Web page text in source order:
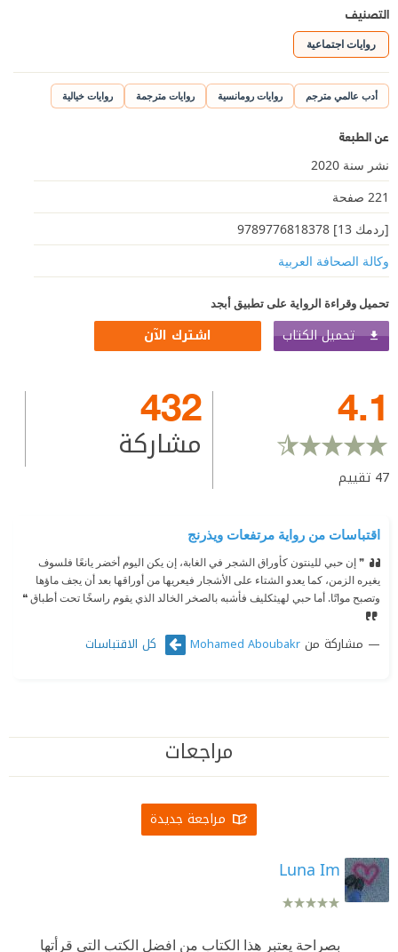
التصنيف
روايات اجتماعية
أدب عالمي مترجم روايات رومانسية روايات مترجمة روايات خيالية
عن الطبعة
نشر سنة 2020
221 صفحة
[ردمك 13] 9789776818378
وكالة الصحافة العربية
تحميل وقراءة الرواية على تطبيق أبجد
تحميل الكتاب اشترك الآن
4.1
47 تقييم
432
مشاركة
اقتباسات من رواية مرتفعات ويذرنج
❞ إن حبي للينتون كأوراق الشجر في الغابة، إن يكن اليوم أخضر يانعًا فلسوف
يغيره الزمن، كما يعدو الشتاء على الأشجار فيعريها من أوراقها بعد أن يجف ماؤها
وتصبح مواتًا. أما حبي لهيثكليف فأشبه بالصخر الخالد الذي يقوم راسخًا تحت أطباق ❝
مشاركة من Mohamed Aboubakr كل الاقتباسات
مراجعات
مراجعة جديدة
Luna Im
بصراحة يعتبر هذا الكتاب من افضل الكتب التي قرأتها